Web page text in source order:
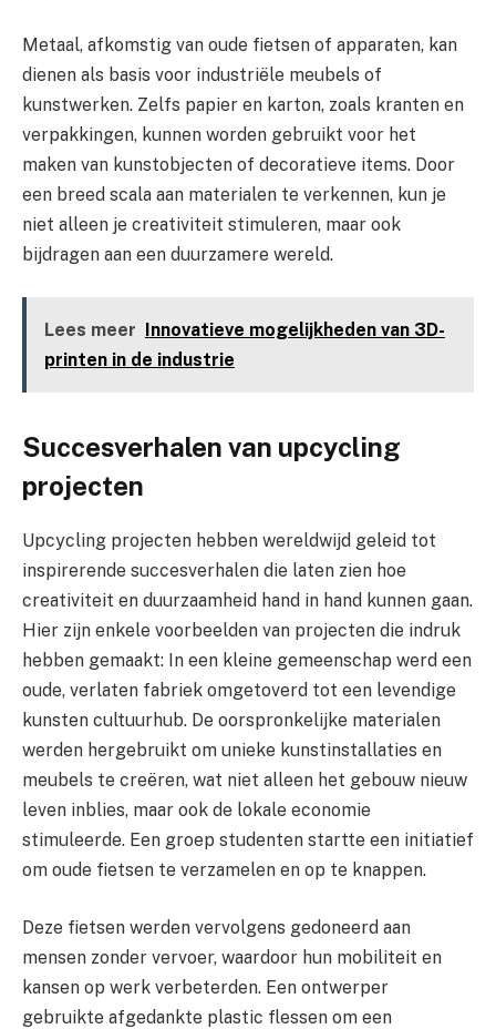
Metaal, afkomstig van oude fietsen of apparaten, kan
dienen als basis voor industriële meubels of
kunstwerken. Zelfs papier en karton, zoals kranten en
verpakkingen, kunnen worden gebruikt voor het
maken van kunstobjecten of decoratieve items. Door
een breed scala aan materialen te verkennen, kun je
niet alleen je creativiteit stimuleren, maar ook
bijdragen aan een duurzamere wereld.
Lees meer Innovatieve mogelijkheden van 3D-
printen in de industrie
Succesverhalen van upcycling
projecten
Upcycling projecten hebben wereldwijd geleid tot
inspirerende succesverhalen die laten zien hoe
creativiteit en duurzaamheid hand in hand kunnen gaan.
Hier zijn enkele voorbeelden van projecten die indruk
hebben gemaakt: In een kleine gemeenschap werd een
oude, verlaten fabriek omgetoverd tot een levendige
kunsten cultuurhub. De oorspronkelijke materialen
werden hergebruikt om unieke kunstinstallaties en
meubels te creëren, wat niet alleen het gebouw nieuw
leven inblies, maar ook de lokale economie
stimuleerde. Een groep studenten startte een initiatief
om oude fietsen te verzamelen en op te knappen.
Deze fietsen werden vervolgens gedoneerd aan
mensen zonder vervoer, waardoor hun mobiliteit en
kansen op werk verbeterden. Een ontwerper
gebruikte afgedankte plastic flessen om een